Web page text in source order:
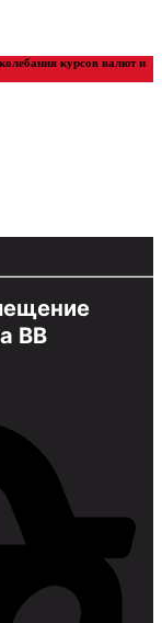
курсов валют и
BB